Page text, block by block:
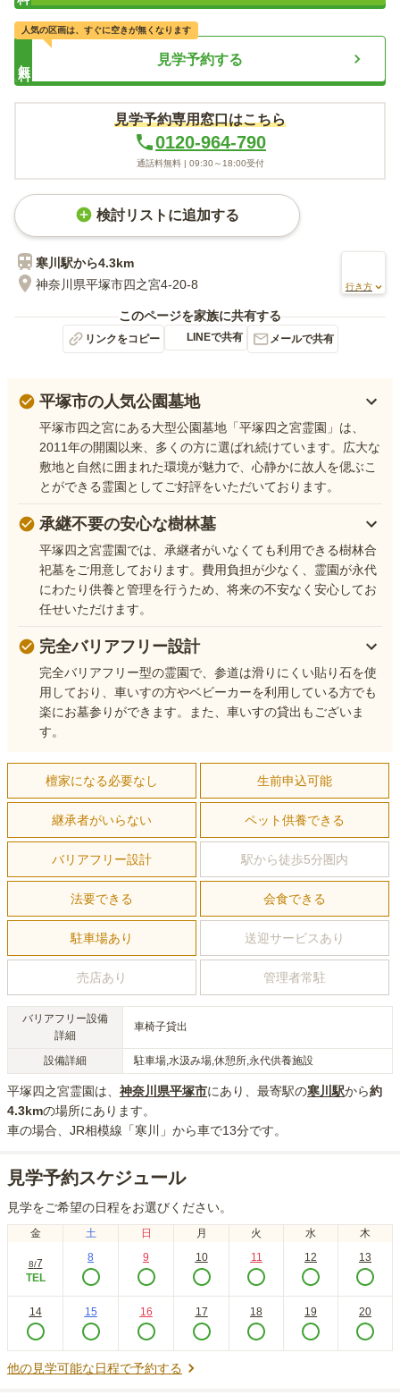
見学予約する
人気の区画は、すぐに空きが無くなります
見学予約専用窓口はこちら
0120-964-790
通話料無料 | 09:30～18:00受付
検討リストに追加する
寒川駅から4.3km
神奈川県平塚市四之宮4-20-8
行き方
このページを家族に共有する
リンクをコピー LINEで共有 メールで共有
平塚市の人気公園墓地
平塚市四之宮にある大型公園墓地「平塚四之宮霊園」は、
2011年の開園以来、多くの方に選ばれ続けています。広大な
敷地と自然に囲まれた環境が魅力で、心静かに故人を偲ぶこ
とができる霊園としてご好評をいただいております。
承継不要の安心な樹林墓
平塚四之宮霊園では、承継者がいなくても利用できる樹林合
祀墓をご用意しております。費用負担が少なく、霊園が永代
にわたり供養と管理を行うため、将来の不安なく安心してお
任せいただけます。
完全バリアフリー設計
完全バリアフリー型の霊園で、参道は滑りにくい貼り石を使
用しており、車いすの方やベビーカーを利用している方でも
楽にお墓参りができます。また、車いすの貸出もございま
す。
檀家になる必要なし 生前申込可能
継承者がいらない ペット供養できる
バリアフリー設計 駅から徒歩5分圏内
法要できる 会食できる
駐車場あり 送迎サービスあり
売店あり 管理者常駐
バリアフリー設備
詳細
車椅子貸出
設備詳細 駐車場,水汲み場,休憩所,永代供養施設
平塚四之宮霊園は、 神奈川県平塚市にあり 、最寄駅の寒川駅から約
4.3kmの場所にあり ます。
車の場合、JR相模線「寒川」から車で13分です。
見学予約スケジュール
見学をご希望の日程をお選びください。
金 土 日 月 火 水 木
8/7
TEL
8 9 10 11 12 13
14 15 16 17 18 19 20
他の見学可能な日程で予約する